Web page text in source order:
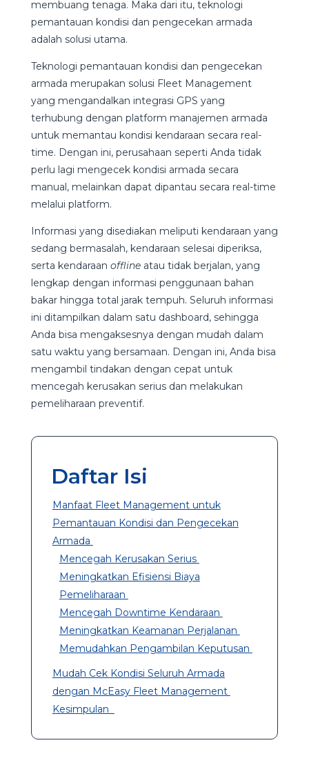
membuang tenaga. Maka dari itu, teknologi
pemantauan kondisi dan pengecekan armada
adalah solusi utama.
Teknologi pemantauan kondisi dan pengecekan
armada merupakan solusi Fleet Management
yang mengandalkan integrasi GPS yang
terhubung dengan platform manajemen armada
untuk memantau kondisi kendaraan secara real-
time. Dengan ini, perusahaan seperti Anda tidak
perlu lagi mengecek kondisi armada secara
manual, melainkan dapat dipantau secara real-time
melalui platform.
Informasi yang disediakan meliputi kendaraan yang
sedang bermasalah, kendaraan selesai diperiksa,
serta kendaraan offlineatau tidak berjalan, yang
lengkap dengan informasi penggunaan bahan
bakar hingga total jarak tempuh. Seluruh informasi
ini ditampilkan dalam satu dashboard, sehingga
Anda bisa mengaksesnya dengan mudah dalam
satu waktu yang bersamaan. Dengan ini, Anda bisa
mengambil tindakan dengan cepat untuk
mencegah kerusakan serius dan melakukan
pemeliharaan preventif.
Daftar Isi
Manfaat Fleet Management untuk
Pemantauan Kondisi dan Pengecekan
Armada
Mencegah Kerusakan Serius
Meningkatkan Efisiensi Biaya
Pemeliharaan
Mencegah Downtime Kendaraan
Meningkatkan Keamanan Perjalanan
Memudahkan Pengambilan Keputusan
Mudah Cek Kondisi Seluruh Armada
dengan McEasy Fleet Management
Kesimpulan